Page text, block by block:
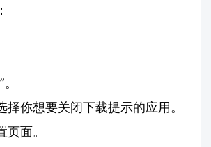
择你想要关闭下载提示的应用。
面。